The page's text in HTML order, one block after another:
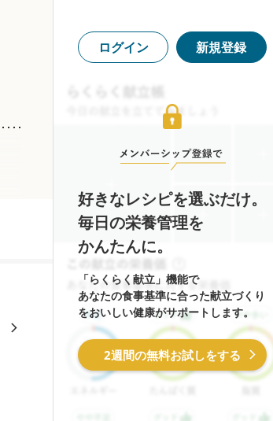
ログイン 新規登録
好きなレシピを選ぶだけ。
毎日の栄養管理を
かんたんに。
「らくらく献立」機能で
あなたの食事基準に合った献立づくり
をおいしい健康がサポートします。
2週間の無料お試しをする